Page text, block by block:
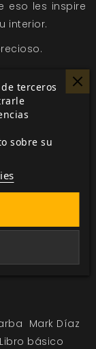
eso les inspire
interior.
a
Tú eres
Mark Díaz
Libro básico
terceros
sobre su